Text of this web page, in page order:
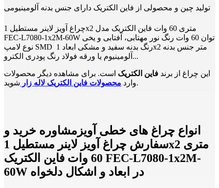
تولید چین و محصولی از فاین الکتریک دارای جنس بدنه آلومینیومی
چراغ آویز لاینر مستطیل 1x2 متری 60 وات فاین الکتریک مدل
FEC-L7080-1x2M-60W توان 60 وات رنگ نور مهتابی، آفتابی و یخی
نوع لامپ SMD رنگ بدنه سفید و مشکی ابعاد 1x2 متر جنس بدنه
آلومینیوم یا ورقه فولاد رنگ پودری الکترو...
این چراغ از برند فاین الکتریک است. برای مشاهده دیگر محصولات
وارد محصولات فاین الکتریک لاله زار شوید.
انواع چراغ های خطی آویزمشاوره خرید و
سفارش چراغ آویز لاینر مستطیل 1x2 متری
60 وات فاین الکتریک FEC-L7080-1x2M-
60W در ابعاد و اشکال دلخواه